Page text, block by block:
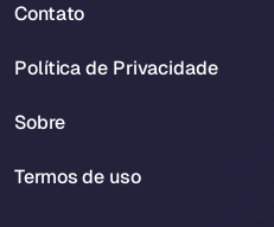
Contato
Política de Privacidade
Sobre
Termos de uso